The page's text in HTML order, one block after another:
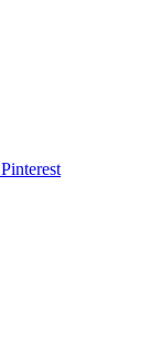
Pinterest